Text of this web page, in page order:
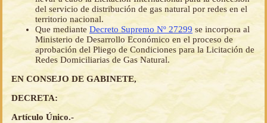
del servicio de distribución de gas natural por redes en el
territorio nacional.
Que mediante Decreto Supremo Nº 27299 se incorpora al
Ministerio de Desarrollo Económico en el proceso de
aprobación del Pliego de Condiciones para la Licitación de
Redes Domiciliarias de Gas Natural.
EN CONSEJO DE GABINETE,
DECRETA:
Artículo Único.-